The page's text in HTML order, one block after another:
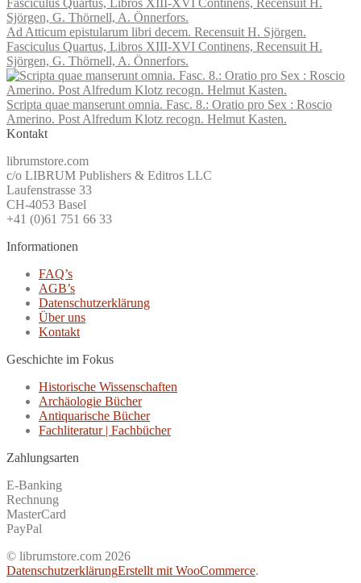
Ad Atticum epistularum libri decem. Recensuit H. Sjörgen.
Fasciculus Quartus, Libros XIII-XVI Continens, Recensuit H.
Sjörgen, G. Thörnell, A. Önnerfors.
Scripta quae manserunt omnia. Fasc. 8.: Oratio pro Sex : Roscio
Amerino. Post Alfredum Klotz recogn. Helmut Kasten.
Kontakt
librumstore.com
c/o LIBRUM Publishers & Editros LLC
Laufenstrasse 33
CH-4053 Basel
+41 (0)61 751 66 33
Informationen
FAQ’s
AGB’s
Datenschutzerklärung
Über uns
Kontakt
Geschichte im Fokus
Historische Wissenschaften
Archäologie Bücher
Antiquarische Bücher
Fachliteratur | Fachbücher
Zahlungsarten
E-Banking
Rechnung
MasterCard
PayPal
© librumstore.com 2026
DatenschutzerklärungErstellt mit WooCommerce.